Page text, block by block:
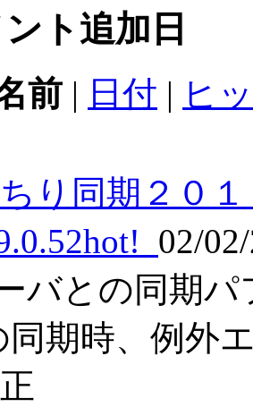
ト 追加日
前 | 日付 | ヒ
り同期２０
hot! 02/
バとの同期
同期時、例外